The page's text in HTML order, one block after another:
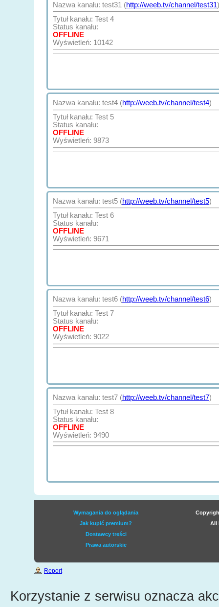
Nazwa kanału: test31 (http://weeb.tv/channel/test31)
Tytuł kanału: Test 4
Status kanału:
OFFLINE
Wyświetleń: 10142
Nazwa kanału: test4 (http://weeb.tv/channel/test4)
Tytuł kanału: Test 5
Status kanału:
OFFLINE
Wyświetleń: 9873
Nazwa kanału: test5 (http://weeb.tv/channel/test5)
Tytuł kanału: Test 6
Status kanału:
OFFLINE
Wyświetleń: 9671
Nazwa kanału: test6 (http://weeb.tv/channel/test6)
Tytuł kanału: Test 7
Status kanału:
OFFLINE
Wyświetleń: 9022
Nazwa kanału: test7 (http://weeb.tv/channel/test7)
Tytuł kanału: Test 8
Status kanału:
OFFLINE
Wyświetleń: 9490
Wymagania do oglądania
Jak kupić premium?
Dostawcy treści
Prawa autorskie
All
Report
Korzystanie z serwisu oznacza